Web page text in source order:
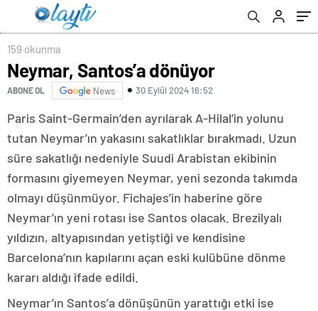
159 okunma
Neymar, Santos’a dönüyor
ABONE OL News 30 Eylül 2024 16:52
Paris Saint-Germain’den ayrılarak A-Hilal’in yolunu
tutan Neymar’ın yakasını sakatlıklar bırakmadı. Uzun
süre sakatlığı nedeniyle Suudi Arabistan ekibinin
formasını giyemeyen Neymar, yeni sezonda takımda
olmayı düşünmüyor. Fichajes’in haberine göre
Neymar’ın yeni rotası ise Santos olacak. Brezilyalı
yıldızın, altyapısından yetiştiği ve kendisine
Barcelona’nın kapılarını açan eski kulübüne dönme
kararı aldığı ifade edildi.
Neymar’ın Santos’a dönüşünün yarattığı etki ise